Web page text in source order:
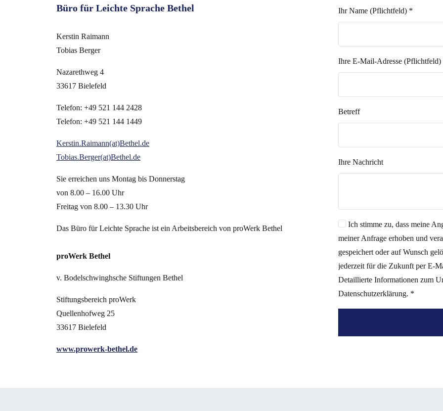
Büro für Leichte Sprache Bethel
Kerstin Raimann
Tobias Berger
Nazarethweg 4
33617 Bielefeld
Telefon: +49 521 144 2428
Telefon: +49 521 144 1449
Kerstin.Raimann(at)Bethel.de
Tobias.Berger(at)Bethel.de
Sie erreichen uns Montag bis Donnerstag
von 8.00 – 16.00 Uhr
Freitag von 8.00 – 13.30 Uhr
Das Büro für Leichte Sprache ist ein Arbeitsbereich von proWerk Bethel
proWerk Bethel
v. Bodelschwinghsche Stiftungen Bethel
Stiftungsbereich proWerk
Quellenhofweg 25
33617 Bielefeld
www.prowerk-bethel.de
Ihr Name (Pflichtfeld) *
Ihre E-Mail-Adresse (Pflichtfeld)
Betreff
Ihre Nachricht
Ich stimme zu, dass meine
meiner Anfrage erhoben und
gespeichert oder auf Wunsch
jederzeit für die Zukunft per E-
Detaillierte Informationen zum
Datenschutzerklärung. *